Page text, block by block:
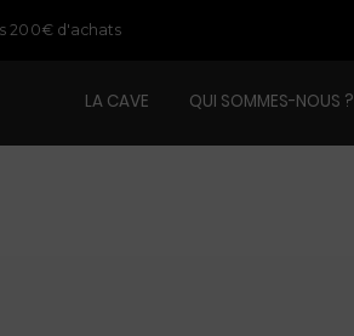
200€ d'achats
LA CAVE QUI SOMMES-NOUS ?